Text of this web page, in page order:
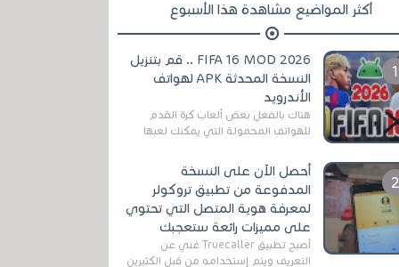
أكثر المواضيع مشاهدة هذا الأسبوع
FIFA 16 MOD 2026 .. قم بتنزيل
النسخة المحدثة APK لهواتف
الأندرويد
هناك بالفعل بعض ألعاب كرة القدم
للهواتف المحمولة التي يمكنك لعبها
مثل EA Sports ...
أحصل الآن على النسخة
المدفوعة من تطبيق تروكولر
لمعرفة هوية المتصل التي تحتوي
على مميزات رائعة ستعجبك
أصبح تطبيق Truecaller غني عن
التعريف ويتم إستخدامه من قبل الكثيرين